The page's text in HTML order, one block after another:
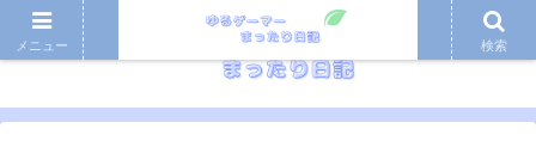
メニュー 検索